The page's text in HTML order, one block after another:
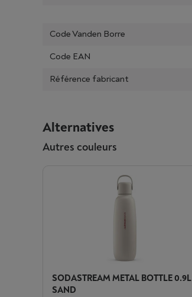
Code Vanden Borre
Code EAN
Référence fabricant
Alternatives
Autres couleurs
SODASTREAM METAL BOTTLE 0.9L
SAND